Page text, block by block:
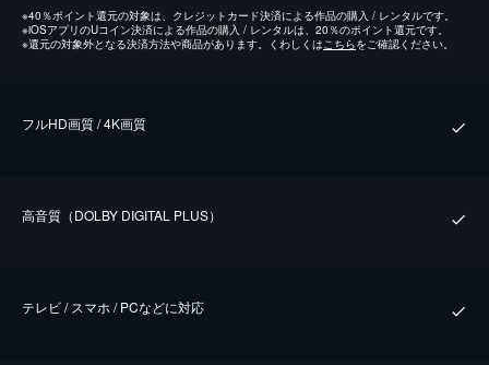
※40％ポイント還元の対象は、クレジットカード決済による作品の購入 / レンタルです。
※iOSアプリのUコイン決済による作品の購入 / レンタルは、20％のポイント還元です。
※還元の対象外となる決済方法や商品があります。くわしくはこちらをご確認ください。
フルHD画質 / 4K画質
⾼⾳質（DOLBY DIGITAL PLUS）
テレビ / スマホ / PCなどに対応